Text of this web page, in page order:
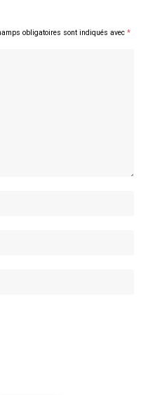
obligatoires sont indiqués avec *